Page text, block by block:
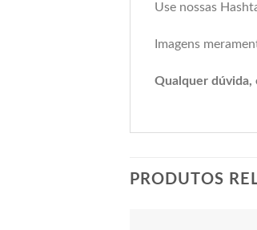
Use nossas
Imagens
Qualquer dúvida,
PRODUTOS